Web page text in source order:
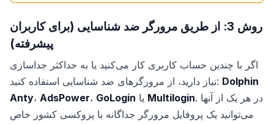
روش 3: از طریق مرورگر ضد شناسایی (برای کاربران
پیشرفته)
اگر با چندین حساب کاربری کار می‌کنید یا به حداکثر جداسازی
نیاز دارید، از مرورگرهای ضد شناسایی استفاده کنید: Dolphin
Anty، AdsPower، GoLogin Multilogin. در هر یک از آنها
می‌توانید یک پروفایل مرورگر جداگانه با پروکسی کشور خاص